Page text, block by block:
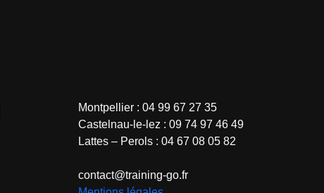
Montpellier : 04 99 67 27 35
Castelnau-le-lez : 09 74 97 46 49
Lattes – Perols : 04 67 08 05 82
contact@training-go.fr